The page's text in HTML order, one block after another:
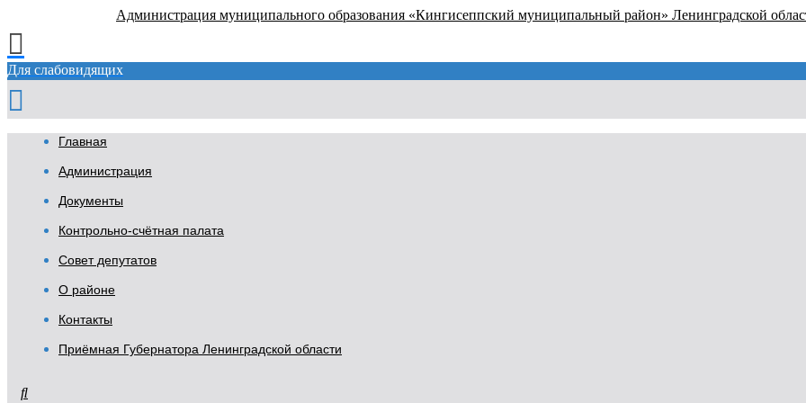
Администрация муниципального образования «Кингисеппский муниципальный район» Ленинградской
Для слабовидящих
Главная
Администрация
Документы
Контрольно-счётная палата
Совет депутатов
О районе
Контакты
Приёмная Губернатора Ленинградской области